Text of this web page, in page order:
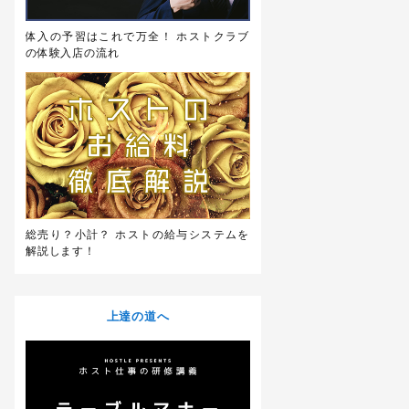
体入の予習はこれで万全！ ホストクラブ
の体験入店の流れ
総売り？小計？ ホストの給与システムを
解説します！
上達の道へ